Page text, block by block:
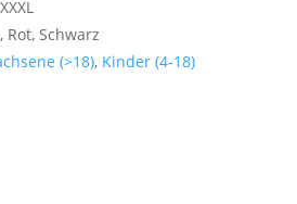
Rot, Schwarz
(>18), Kinder (4-18)